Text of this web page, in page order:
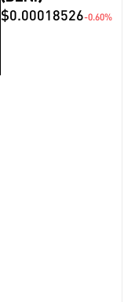
$0.00018526-0.60%